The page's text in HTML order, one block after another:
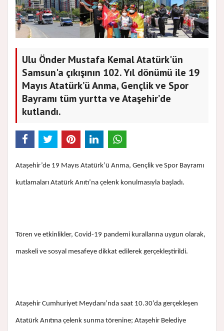
Ulu Önder Mustafa Kemal Atatürk'ün
Samsun'a çıkışının 102. Yıl dönümü ile 19
Mayıs Atatürk’ü Anma, Gençlik ve Spor
Bayramı tüm yurtta ve Ataşehir’de
kutlandı.
Ataşehir’de 19 Mayıs Atatürk’ü Anma, Gençlik ve Spor Bayramı
kutlamaları Atatürk Anıtı’na çelenk konulmasıyla başladı.
Tören ve etkinlikler, Covid-19 pandemi kurallarına uygun olarak,
maskeli ve sosyal mesafeye dikkat edilerek gerçekleştirildi.
Ataşehir Cumhuriyet Meydanı’nda saat 10.30’da gerçekleşen
Atatürk Anıtına çelenk sunma törenine; Ataşehir Belediye